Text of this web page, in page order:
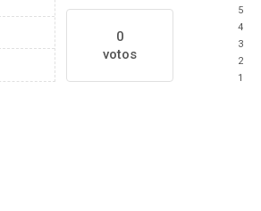
0
votos
5
4
3
2
1